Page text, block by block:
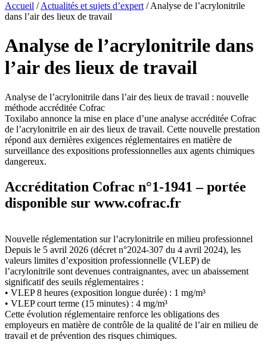
Accueil /Actualités et sujets d’expert /Analyse de l’acrylonitrile
dans l’air des lieux de travail
Analyse de l’acrylonitrile dans
l’air des lieux de travail
Analyse de l’acrylonitrile dans l’air des lieux de travail : nouvelle
méthode accréditée Cofrac
Toxilabo annonce la mise en place d’une analyse accréditée Cofrac
de l’acrylonitrile en air des lieux de travail. Cette nouvelle prestation
répond aux dernières exigences réglementaires en matière de
surveillance des expositions professionnelles aux agents chimiques
dangereux.
Accréditation Cofrac n°1-1941 – portée
disponible sur www.cofrac.fr
Nouvelle réglementation sur l’acrylonitrile en milieu professionnel
Depuis le 5 avril 2026 (décret n°2024-307 du 4 avril 2024), les
valeurs limites d’exposition professionnelle (VLEP) de
l’acrylonitrile sont devenues contraignantes, avec un abaissement
significatif des seuils réglementaires :
• VLEP 8 heures (exposition longue durée) : 1 mg/m³
• VLEP court terme (15 minutes) : 4 mg/m³
Cette évolution réglementaire renforce les obligations des
employeurs en matière de contrôle de la qualité de l’air en milieu de
travail et de prévention des risques chimiques.